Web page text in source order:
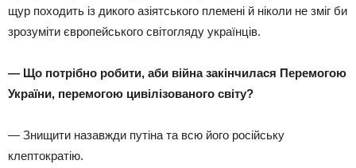
щур походить із дикого азіятського племені й ніколи не зміг би
зрозуміти європейського світогляду українців.
— Що потрібно робити, аби війна закінчилася Перемогою
України, перемогою цивілізованого світу?
— Знищити назавжди путіна та всю його російську
клептократію.